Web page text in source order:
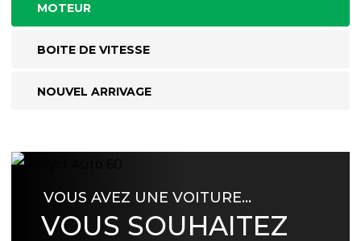
MOTEUR
BOITE DE VITESSE
NOUVEL ARRIVAGE
VOUS AVEZ UNE VOITURE…
VOUS SOUHAITEZ